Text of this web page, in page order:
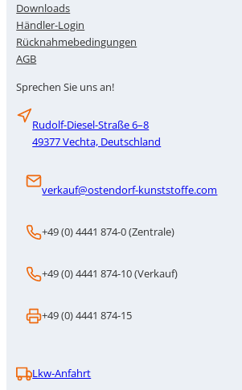
Downloads
Händler-Login
Rücknahmebedingungen
AGB
Sprechen Sie uns an!
Rudolf-Diesel-Straße 6–8
49377 Vechta, Deutschland
verkauf@ostendorf-kunststoffe.com
+49 (0) 4441 874-0 (Zentrale)
+49 (0) 4441 874-10 (Verkauf)
+49 (0) 4441 874-15
Lkw-Anfahrt